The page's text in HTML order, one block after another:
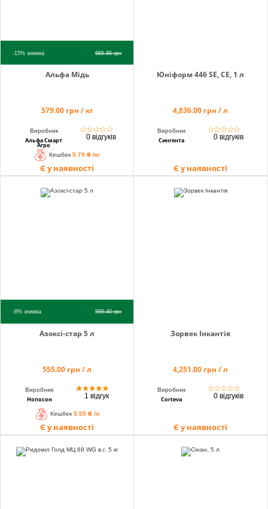
-15%знижка 665.85грн
Альфа Мідь
579.00 грн / кг
Виробник
Альфа Смарт
Агро
☆☆☆☆☆
0 відгуків
Кешбек 5.79 ₴ /кг
Є у наявності
Юніформ 446 SE, СЕ, 1 л
4,836.00 грн / л
Виробник
Сингента
☆☆☆☆☆
0 відгуків
Є у наявності
-8%знижка 599.40грн
Азоксі-стар 5 л
555.00 грн / л
Виробник
Нопосон
★★★★★
1 відгук
Кешбек 5.55 ₴ /л
Є у наявності
Зорвек Інкантія
4,251.00 грн / л
Виробник
Corteva
☆☆☆☆☆
0 відгуків
Є у наявності